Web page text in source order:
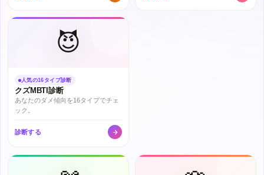
😈
人気の16タイプ診断
クズMBTI診断
あなたのダメ傾向を16タイプでチェ
ック。
診断する